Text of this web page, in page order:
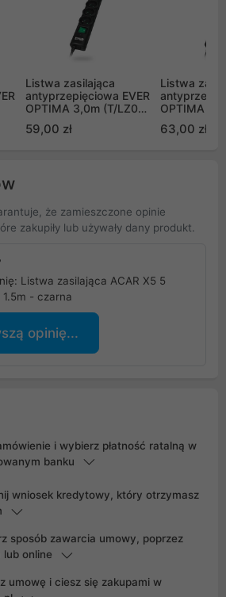
Listwa zasilająca
antyprzepięciowa EVER
OPTIMA 3,0m (T/LZ08-
59,00 zł
Listwa
OPTIMA
63,00 zł
że zamieszczone opinie
zakupiły lub używały dany produkt.
Listwa zasilająca ACAR X5 5
- czarna
opinię...
i wybierz płatność ratalną w
banku
wniosek kredytowy, który otrzymasz
sposób zawarcia umowy, poprzez
lub online
umowę i ciesz się zakupami w